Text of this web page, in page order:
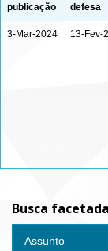
publicação
defesa
3-Mar-2024 13-Fev-
Busca facetada
Assunto